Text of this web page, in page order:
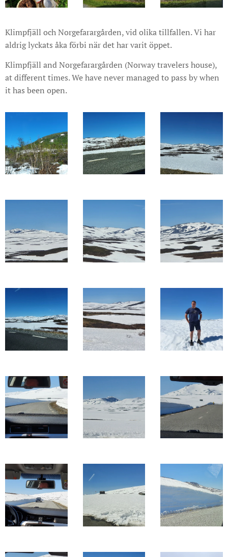
Klimpfjäll och Norgefarargården, vid olika tillfallen. Vi har
aldrig lyckats åka förbi när det har varit öppet.
Klimpfjäll and Norgefarargården (Norway travelers house),
at different times. We have never managed to pass by when
it has been open.